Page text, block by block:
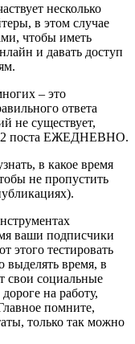
несколько
в этом случае
чтобы иметь
и давать доступ
– это
ответа
не существует,
1-2 поста ЕЖЕДНЕВНО.
в какое время
не пропустить
ваши подписчики
этого тестировать
время, в
свои социальные
на работу,
помните,
только так можно